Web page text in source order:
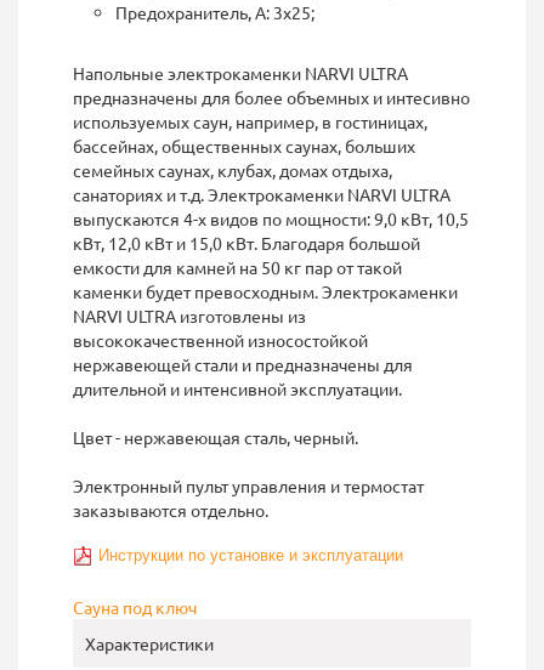
Предохранитель, А: 3х25;
Напольные электрокаменки NARVI ULTRA
предназначены для более объемных и интесивно
используемых саун, например, в гостиницах,
бассейнах, общественных саунах, больших
семейных саунах, клубах, домах отдыха,
санаториях и т.д. Электрокаменки NARVI ULTRA
выпускаются 4-х видов по мощности: 9,0 кВт, 10,5
кВт, 12,0 кВт и 15,0 кВт. Благодаря большой
емкости для камней на 50 кг пар от такой
каменки будет превосходным. Электрокаменки
NARVI ULTRA изготовлены из
высококачественной износостойкой
нержавеющей стали и предназначены для
длительной и интенсивной эксплуатации.
Цвет - нержавеющая сталь, черный.
Электронный пульт управления и термостат
заказываются отдельно.
Инструкции по установке и эксплуатации
Сауна под ключ
Характеристики